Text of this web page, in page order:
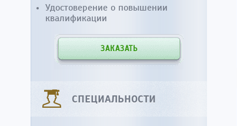
Удостоверение о повышении
квалификации
ЗАКАЗАТЬ
СПЕЦИАЛЬНОСТИ